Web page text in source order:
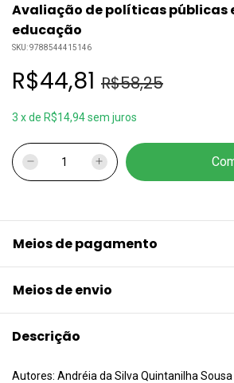
Avaliação de políticas públicas
educação
SKU:9788544415146
R$44,81 R$58,25
3 xde R$14,94sem juros
Meios de pagamento
Meios de envio
Descrição
Autores: Andréia da Silva Quintanilha